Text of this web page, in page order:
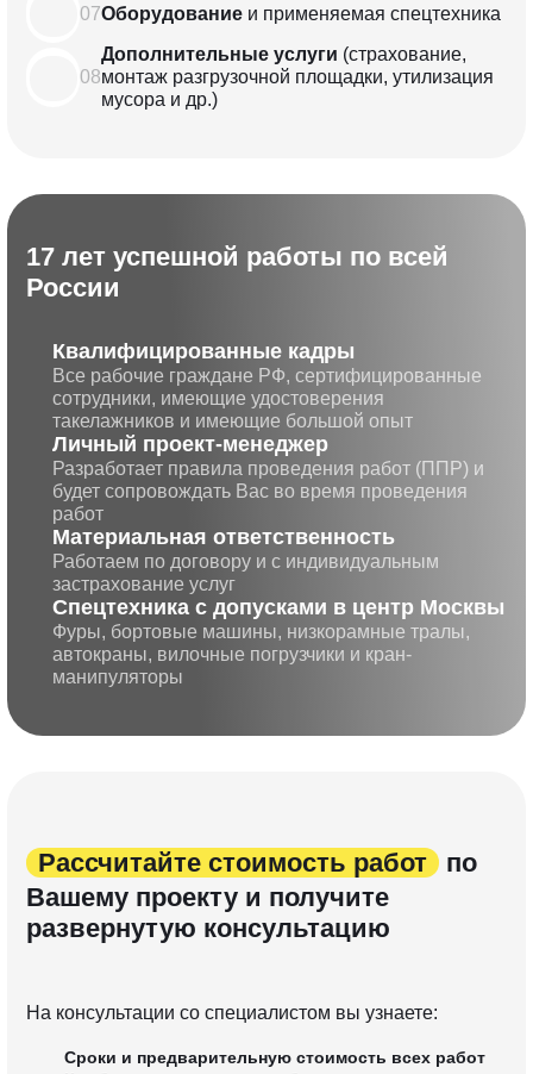
07Оборудование и применяемая спецтехника
08
Дополнительные услуги (страхование,
монтаж разгрузочной площадки, утилизация
мусора и др.)
17 лет успешной работы по всей
России
Квалифицированные кадры
Все рабочие граждане РФ, сертифицированные
сотрудники, имеющие удостоверения
такелажников и имеющие большой опыт
Личный проект-менеджер
Разработает правила проведения работ (ППР) и
будет сопровождать Вас во время проведения
работ
Матери альная ответственность
Работаем по договору и с индивидуальным
застрахование услуг
Cпецте хника с допусками в центр Москвы
Фуры, бортовые машины, низкорамные тралы,
автокраны, вилочные погрузчики и кран-
манипуляторы
Рассчитайте стоимость работ
по
Вашему проекту и получите
развернутую консультацию
На консультации со специалистом вы узнаете:
Сроки и предварительную стоимость всех работ